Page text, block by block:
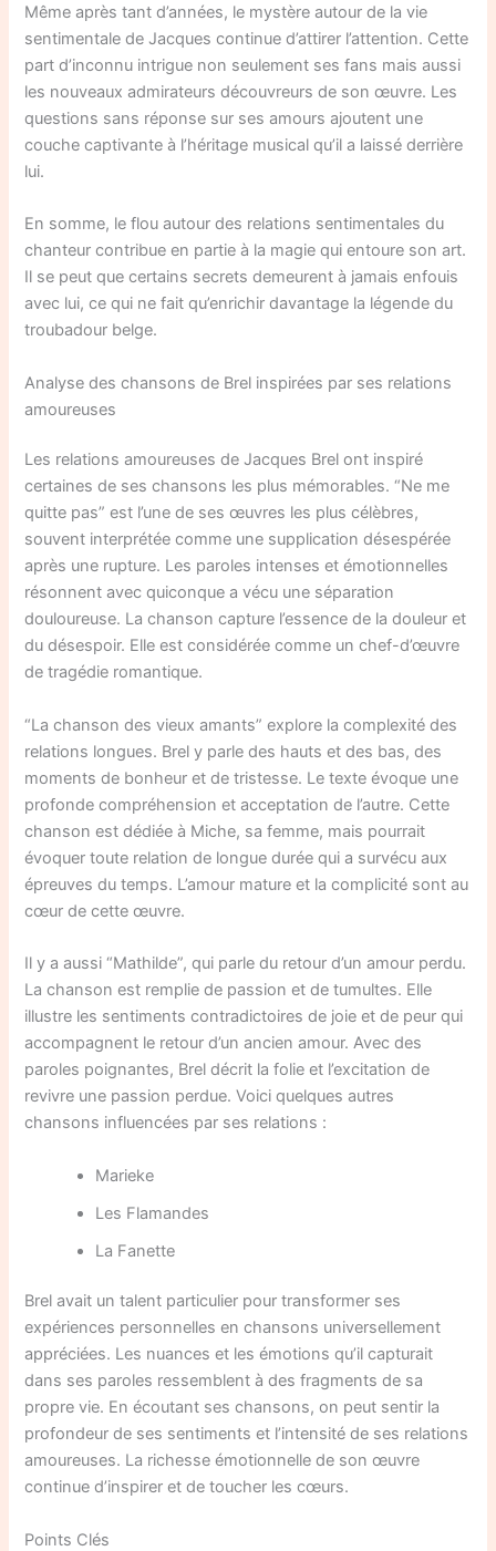
Même après tant d’années, le mystère autour de la vie
sentimentale de Jacques continue d’attirer l’attention. Cette
part d’inconnu intrigue non seulement ses fans mais aussi
les nouveaux admirateurs découvreurs de son œuvre. Les
questions sans réponse sur ses amours ajoutent une
couche captivante à l’héritage musical qu’il a laissé derrière
lui.
En somme, le flou autour des relations sentimentales du
chanteur contribue en partie à la magie qui entoure son art.
Il se peut que certains secrets demeurent à jamais enfouis
avec lui, ce qui ne fait qu’enrichir davantage la légende du
troubadour belge.
Analyse des chansons de Brel inspirées par ses relations
amoureuses
Les relations amoureuses de Jacques Brel ont inspiré
certaines de ses chansons les plus mémorables. “Ne me
quitte pas” est l’une de ses œuvres les plus célèbres,
souvent interprétée comme une supplication désespérée
après une rupture. Les paroles intenses et émotionnelles
résonnent avec quiconque a vécu une séparation
douloureuse. La chanson capture l’essence de la douleur et
du désespoir. Elle est considérée comme un chef-d’œuvre
de tragédie romantique.
“La chanson des vieux amants” explore la complexité des
relations longues. Brel y parle des hauts et des bas, des
moments de bonheur et de tristesse. Le texte évoque une
profonde compréhension et acceptation de l’autre. Cette
chanson est dédiée à Miche, sa femme, mais pourrait
évoquer toute relation de longue durée qui a survécu aux
épreuves du temps. L’amour mature et la complicité sont au
cœur de cette œuvre.
Il y a aussi “Mathilde”, qui parle du retour d’un amour perdu.
La chanson est remplie de passion et de tumultes. Elle
illustre les sentiments contradictoires de joie et de peur qui
accompagnent le retour d’un ancien amour. Avec des
paroles poignantes, Brel décrit la folie et l’excitation de
revivre une passion perdue. Voici quelques autres
chansons influencées par ses relations :
Marieke
Les Flamandes
La Fanette
Brel avait un talent particulier pour transformer ses
expériences personnelles en chansons universellement
appréciées. Les nuances et les émotions qu’il capturait
dans ses paroles ressemblent à des fragments de sa
propre vie. En écoutant ses chansons, on peut sentir la
profondeur de ses sentiments et l’intensité de ses relations
amoureuses. La richesse émotionnelle de son œuvre
continue d’inspirer et de toucher les cœurs.
Points Clés